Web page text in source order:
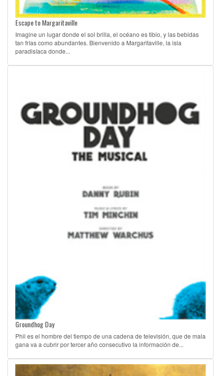
Escape to Margaritaville
Imagine un lugar donde el sol brilla, el océano es tibio, y las bebidas
tan frías como abundantes. Bienvenido a Margaritaville, la isla
paradisíaca donde...
Groundhog Day
Phil es el hombre del tiempo de una cadena de televisión, que de mala
gana va a cubrir por tercer año consecutivo la información de...